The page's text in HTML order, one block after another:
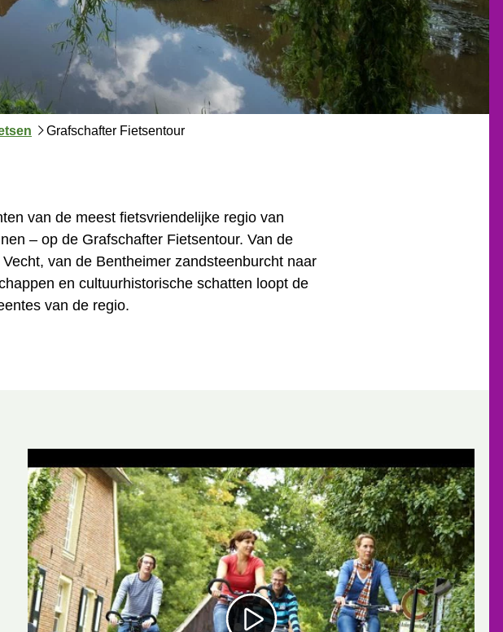
Grafschafter Fietsentour
van de meest fietsvriendelijke regio van
– op de Grafschafter Fietsentour. Van de
van de Bentheimer zandsteenburcht naar
en cultuurhistorische schatten loopt de
van de regio.